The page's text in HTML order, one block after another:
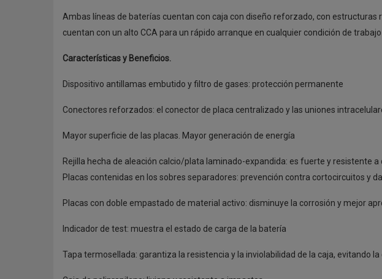
Ambas líneas de baterías cuentan con caja con diseño reforzado, con
cuentan con un alto CCA para un rápido arranque en cualquier condición de
Características y Beneficios.
Dispositivo antillamas embutido y filtro de gases: protección permanente
Conectores reforzados: el conector de placa centralizado y las uniones
Mayor superficie de las placas. Mayor generación de energía
Rejilla hecha de aleación calcio/plata laminado-expandida: es fuerte y resistente
Placas contenidas en los sobres separadores: prevención contra cortocircuitos y
Placas con doble empastado de material activo: disminuye la corrosión y mejor
Indicador de test: muestra el estado de carga de la batería
Tapa termosellada: garantiza la resistencia y la inviolabilidad de la caja, evitando